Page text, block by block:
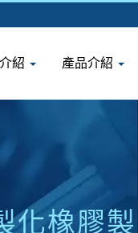
紹 產品介紹
橡膠